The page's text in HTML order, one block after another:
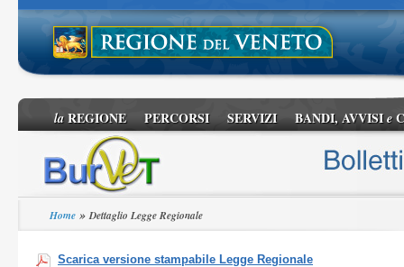
laREGIONE PERCORSI SERVIZI BANDI, AVVISIe
Home »Dettaglio Legge Regionale
Scarica versione stampabile Legge Regionale